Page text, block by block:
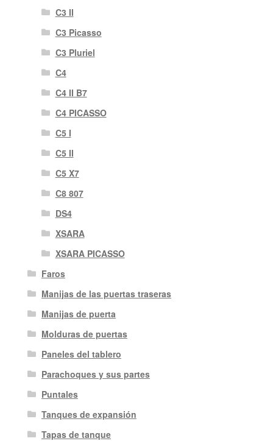
C3 II
C3 Picasso
C3 Pluriel
C4
C4 II B7
C4 PICASSO
C5 I
C5 II
C5 X7
C8 807
DS4
XSARA
XSARA PICASSO
Faros
Manijas de las puertas traseras
Manijas de puerta
Molduras de puertas
Paneles del tablero
Parachoques y sus partes
Puntales
Tanques de expansión
Tapas de tanque